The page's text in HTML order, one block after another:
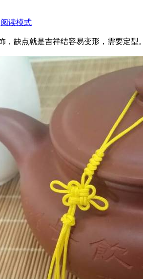
阅读模式
缺点就是吉祥结容易变形，需要定型。